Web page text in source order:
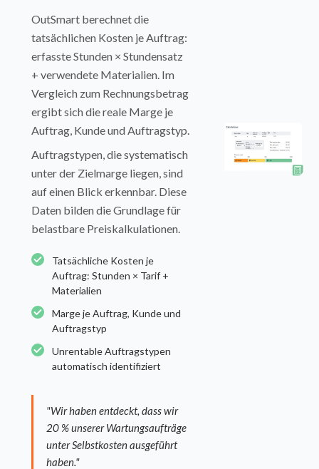
OutSmart berechnet die
tatsächlichen Kosten je Auftrag:
erfasste Stunden × Stundensatz
+ verwendete Materialien. Im
Vergleich zum Rechnungsbetrag
ergibt sich die reale Marge je
Auftrag, Kunde und Auftragstyp.
Auftragstypen, die systematisch
unter der Zielmarge liegen, sind
auf einen Blick erkennbar. Diese
Daten bilden die Grundlage für
belastbare Preiskalkulationen.
Tatsächliche Kosten je
Auftrag: Stunden × Tarif +
Materialien
Marge je Auftrag, Kunde und
Auftragstyp
Unrentable Auftragstypen
automatisch identifiziert
"Wir haben entdeckt, dass wir
20 % unserer Wartungsaufträge
unter Selbstkosten ausgeführt
haben."